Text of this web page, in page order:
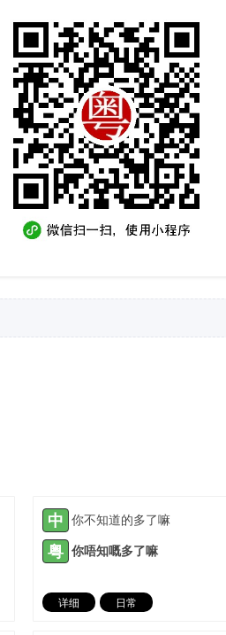
中 你不知道的多了嘛
粤 你唔知嘅多了嘛
详细
日常